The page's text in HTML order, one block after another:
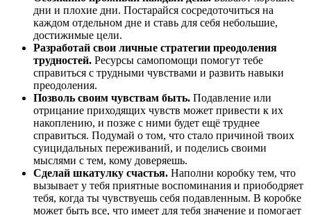
дни и плохие дни. Постарайся сосредоточиться на
каждом отдельном дне и ставь для себя небольшие,
достижимые цели.
Разработай свои личные стратегии преодоления
трудностей. Ресурсы самопомощи помогут тебе
справиться с трудными чувствами и развить навыки
преодоления.
Позволь своим чувствам быть. Подавление или
отрицание приходящих чувств может привести к их
накоплению, и позже с ними будет ещё труднее
справиться. Подумай о том, что стало причиной твоих
суицидальных переживаний, и поделись своими
мыслями с тем, кому доверяешь.
Сделай шкатулку счастья. Наполни коробку тем, что
вызывает у тебя приятные воспоминания и приободряет
тебя, когда ты чувствуешь себя подавленным. В коробке
может быть все, что имеет для тебя значение и помогает